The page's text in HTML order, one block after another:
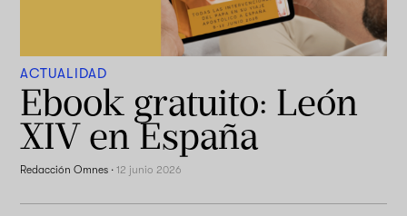
ACTUALIDAD
Ebook gratuito: León
XIV en España
Redacción Omnes ·12 junio 2026